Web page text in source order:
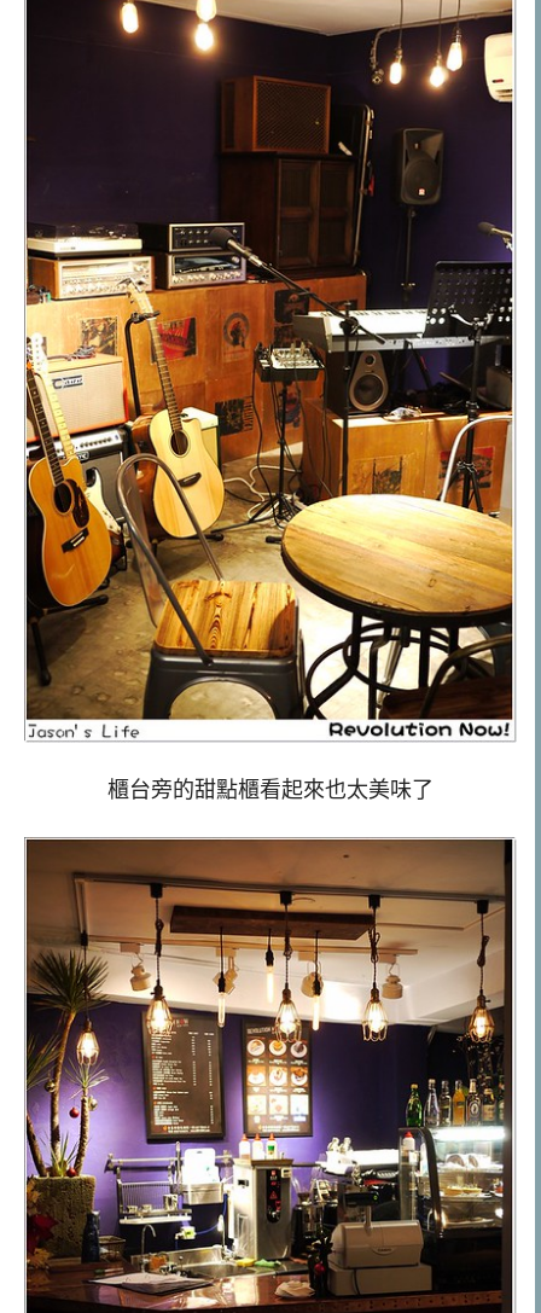
櫃台旁的甜點櫃看起來也太美味了